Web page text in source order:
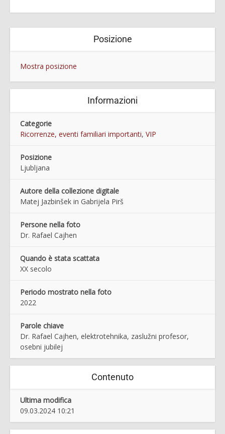
Posizione
Mostra posizione
Informazioni
Categorie
Ricorrenze, eventi familiari importanti, VIP
Posizione
Ljubljana
Autore della collezione digitale
Matej Jazbinšek in Gabrijela Pirš
Persone nella foto
Dr. Rafael Cajhen
Quando è stata scattata
XX secolo
Periodo mostrato nella foto
2022
Parole chiave
Dr. Rafael Cajhen, elektrotehnika, zaslužni profesor,
osebni jubilej
Contenuto
Ultima modifica
09.03.2024 10:21